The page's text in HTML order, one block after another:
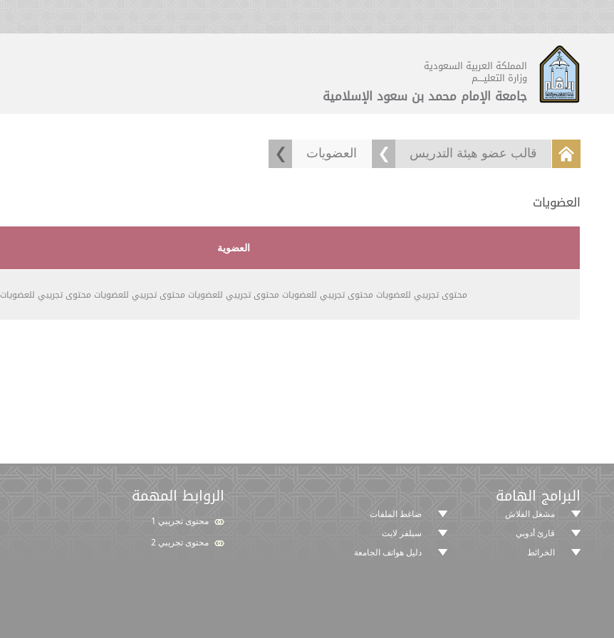
المملكة العربية السعودية
وزارة التعليــــم
جامعة الإمام محمد بن سعود الإسلامية
قالب عضو هيئة التدريس العضويات
العضويات
العضوية
محتوى تجريبي للعضويات محتوى تجريبي للعضويات محتوى تجريبي للعضويات محتوى تجريبي للعضويات محتوى تجريبي للعضويات
البرامج الهامة
مشغل الفلاش
ضاغط الملفات
قارئ أدوبي
سيلفر لايت
الخرائط
دليل هواتف الجامعة
الروابط المهمة
محتوى تجريبي 1
محتوى تجريبي 2